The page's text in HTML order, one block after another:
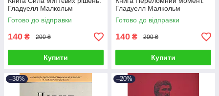
Гладуелл Малкольм
Готово до відправки
140 ₴ 200 ₴
Купити
Гладуелл Малкольм
Готово до відправки
140 ₴ 200 ₴
Купити
–30% –20%